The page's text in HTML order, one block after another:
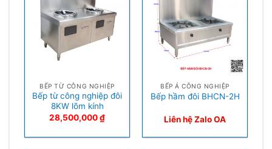
BẾP TỪ CÔNG NGHIỆP
Bếp từ công nghiệp đôi
8KW lõm kính
28,500,000₫
BẾP Á CÔNG NGHIỆP
Bếp hầm đôi BHCN-2H
Liên hệ Zalo OA